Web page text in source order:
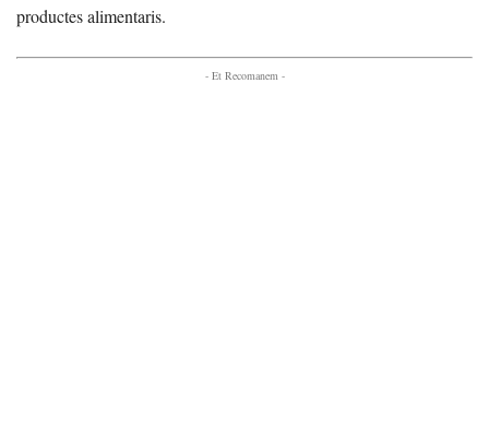
productes alimentaris.
- Et Recomanem -